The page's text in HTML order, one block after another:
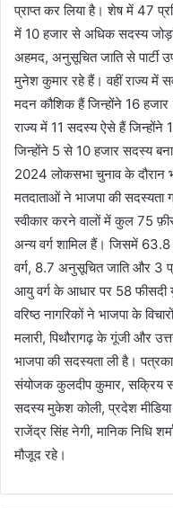
प्राप्त कर लिया है। शेष में 47
में 10 हजार से अधिक सदस्य
अहमद, अनुसूचित जाति से पार्टी
मुनेश कुमार रहे हैं। वहीं राज्य में
मदन कौशिक हैं जिन्होंने 16 हजार
राज्य में 11 सदस्य ऐसे हैं
जिन्होंने 5 से 10 हजार सदस्य
2024 लोकसभा चुनाव के दौरान
मतदाताओं ने भाजपा की सदस्यता
स्वीकार करने वालों में कुल 75
अन्य वर्ग शामिल हैं। जिसमें 63.8
वर्ग, 8.7 अनुसूचित जाति और 3
आयु वर्ग के आधार पर 58 फीसदी
वरिष्ठ नागरिकों ने भाजपा के
मलारी, पिथौरागढ़ के गूंजी और
भाजपा की सदस्यता ली है।
संयोजक कुलदीप कुमार, सक्रिय
सदस्य मुकेश कोली, प्रदेश मीडिया
राजेंद्र सिंह नेगी, मानिक निधि
मौजूद रहे।